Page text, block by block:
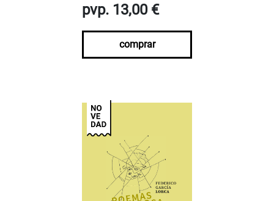
pvp. 13,00 €
comprar